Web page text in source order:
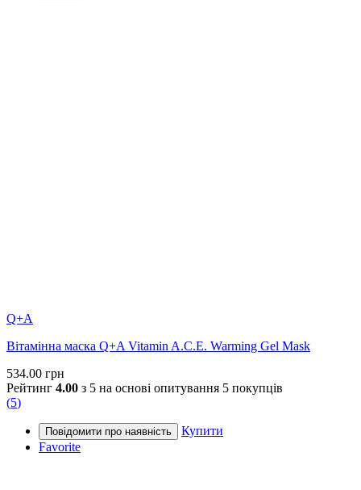
Q+A
Вітамінна маска Q+A Vitamin A.C.E. Warming Gel Mask
534.00 грн
Рейтинг 4.00 з 5 на основі опитування 5 покупців
(5)
Купити
Favorite